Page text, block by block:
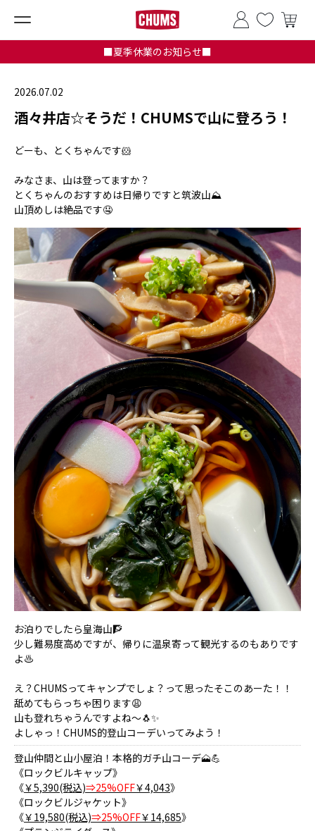
■夏季休業のお知らせ■
2026.07.02
酒々井店☆そうだ！CHUMSで山に登ろう！
どーも、とくちゃんです🐹
みなさま、山は登ってますか？
とくちゃんのおすすめは日帰りですと筑波山⛰️
山頂めしは絶品です🤤
お泊りでしたら皇海山🧗
少し難易度高めですが、帰りに温泉寄って観光するのもありです
よ♨️
え？CHUMSってキャンプでしょ？って思ったそこのあーた！！
舐めてもらっちゃ困ります😩
山も登れちゃうんですよね～🐧✨
よしゃっ！CHUMS的登山コーデいってみよう！
登山仲間と山小屋泊！本格的ガチ山コーデ🗻💪
《ロックビルキャップ》
《￥5,390(税込)⇒25%OFF￥4,043》
《ロックビルジャケット》
《￥19,580(税込)⇒25%OFF￥14,685》